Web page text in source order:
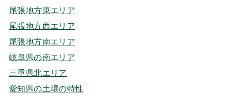
尾張地方東エリア
尾張地方西エリア
尾張地方南エリア
岐阜県の南エリア
三重県北エリア
愛知県の土壌の特性